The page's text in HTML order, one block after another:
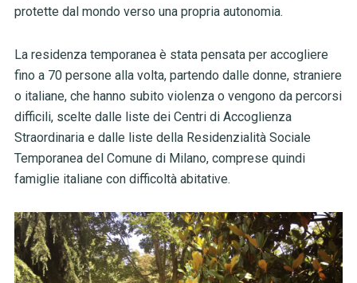
protette dal mondo verso una propria autonomia.
La residenza temporanea è stata pensata per accogliere
fino a 70 persone alla volta, partendo dalle donne, straniere
o italiane, che hanno subito violenza o vengono da percorsi
difficili, scelte dalle liste dei Centri di Accoglienza
Straordinaria e dalle liste della Residenzialità Sociale
Temporanea del Comune di Milano, comprese quindi
famiglie italiane con difficoltà abitative.